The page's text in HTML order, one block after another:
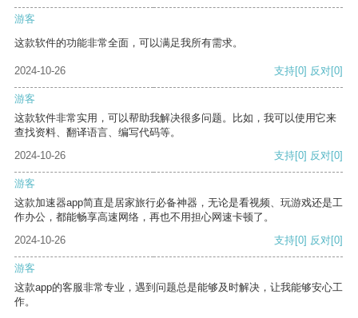
游客
这款软件的功能非常全面，可以满足我所有需求。
2024-10-26 支持[0] 反对[0]
游客
这款软件非常实用，可以帮助我解决很多问题。比如，我可以使用它来
查找资料、翻译语言、编写代码等。
2024-10-26
支持[0] 反对[0]
游客
这款加速器app简直是居家旅行必备神器，无论是看视频、玩游戏还是工
作办公，都能畅享高速网络，再也不用担心网速卡顿了。
2024-10-26
支持[0] 反对[0]
游客
这款app的客服非常专业，遇到问题总是能够及时解决，让我能够安心工
作。